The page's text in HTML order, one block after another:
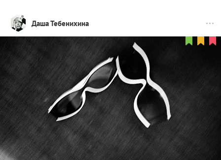
Даша Тебенихина